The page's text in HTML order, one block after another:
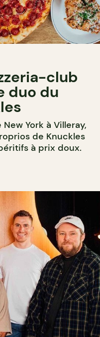
club
duo du
York à Villeray,
de Knuckles
à prix doux.